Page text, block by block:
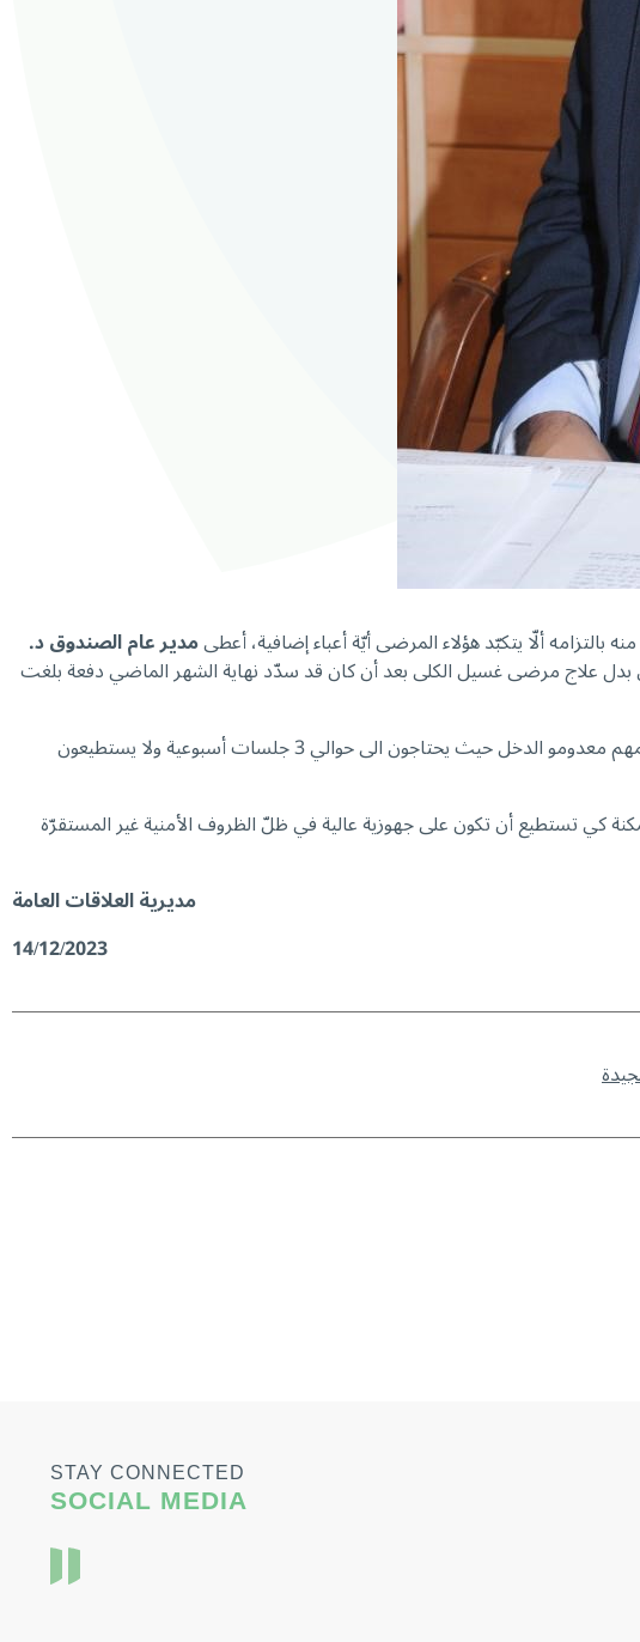
ألّا يتكبّد هؤلاء المرضى أيّة أعباء إضافية، أعطىمدير عام الصندوق د.
علاج مرضى غسيل الكلى بعد أن كان قد سدّد نهاية الشهر الماضي دفعة بلغت
بأنّ واجب الضمان تأمين تغطية صحيّة كاملة لمرضى غسيل الكلى ( 100 % على حساب الصندوق) فهم بمعظمهم معدومو الدخل حيث يحتاجون الى حوالي 3 جلسات أسبوعية ولا يستطيعون
كي تستطيع أن تكون على جهوزية عالية في ظلّ الظروف الأمنية غير المستقرّة
مديرية العلاقات العامة
14/12/2023
STAY CONNECTED
SOCIAL MEDIA